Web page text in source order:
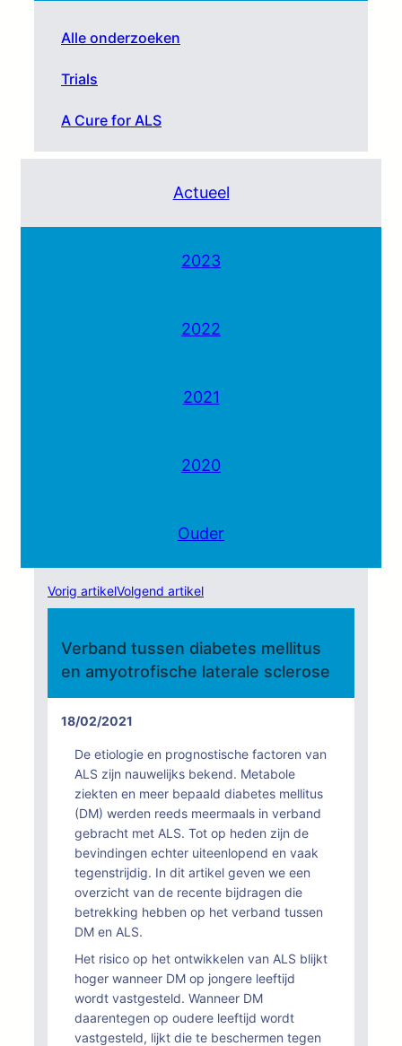
Alle onderzoeken
Trials
A Cure for ALS
Actueel
2023
2022
2021
2020
Ouder
Vorig artikelVolgend artikel
Verband tussen diabetes mellitus
en amyotrofische laterale sclerose
18/02/2021
De etiologie en prognostische factoren van
ALS zijn nauwelijks bekend. Metabole
ziekten en meer bepaald diabetes mellitus
(DM) werden reeds meermaals in verband
gebracht met ALS. Tot op heden zijn de
bevindingen echter uiteenlopend en vaak
tegenstrijdig. In dit artikel geven we een
overzicht van de recente bijdragen die
betrekking hebben op het verband tussen
DM en ALS.
Het risico op het ontwikkelen van ALS blijkt
hoger wanneer DM op jongere leeftijd
wordt vastgesteld. Wanneer DM
daarentegen op oudere leeftijd wordt
vastgesteld, lijkt die te beschermen tegen